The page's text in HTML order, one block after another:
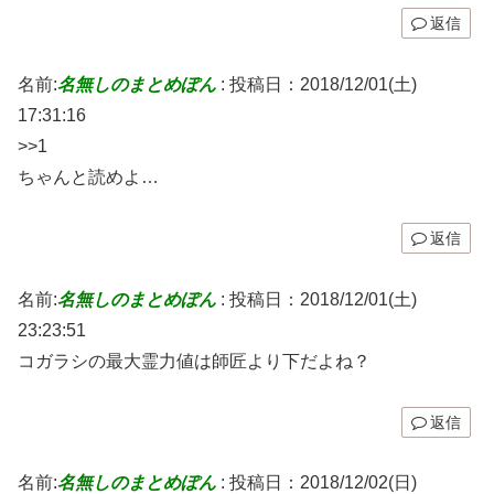
返信
名前:名無しのまとめぽん : 投稿日：2018/12/01(土)
17:31:16
>>1
ちゃんと読めよ…
返信
名前:名無しのまとめぽん : 投稿日：2018/12/01(土)
23:23:51
コガラシの最大霊力値は師匠より下だよね？
返信
名前:名無しのまとめぽん : 投稿日：2018/12/02(日)